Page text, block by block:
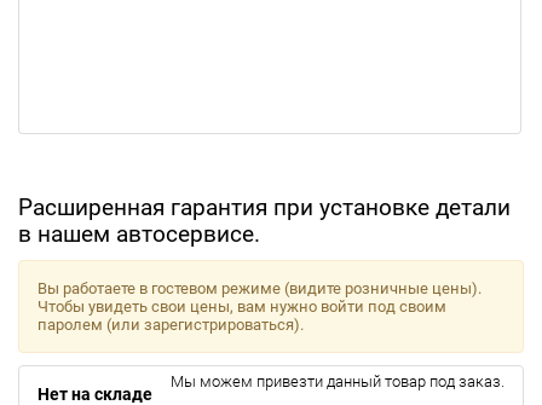
Расширенная гарантия при установке детали
в нашем автосервисе.
Вы работаете в гостевом режиме (видите розничные цены).
Чтобы увидеть свои цены, вам нужно войти под своим
паролем (или зарегистрироваться).
Нет на складе
Мы можем привезти данный товар под заказ.